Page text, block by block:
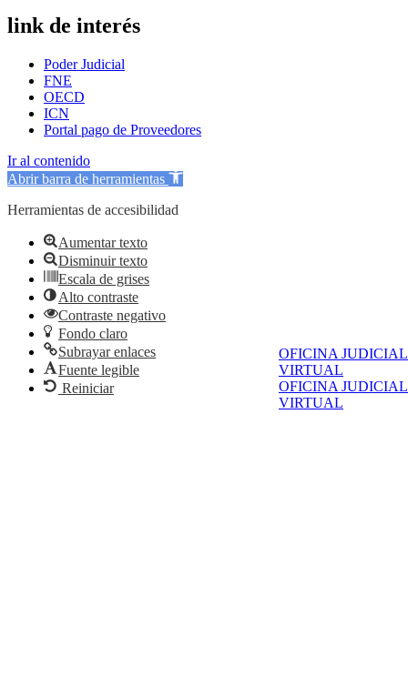
OFICINA JUDICIAL
VIRTUAL
OFICINA JUDICIAL
VIRTUAL
link de interés
Poder Judicial
FNE
OECD
ICN
Portal pago de Proveedores
Ir al contenido
Abrir barra de herramientas
Herramientas de accesibilidad
Aumentar texto
Disminuir texto
Escala de grises
Alto contraste
Contraste negativo
Fondo claro
Subrayar enlaces
Fuente legible
Reiniciar